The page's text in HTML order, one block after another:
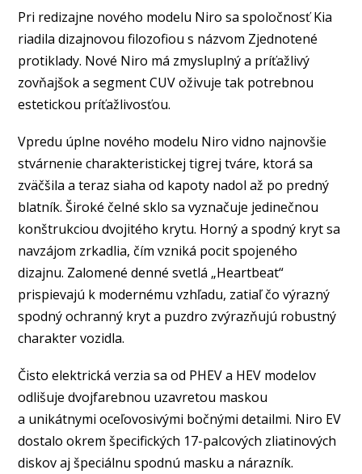
Pri redizajne nového modelu Niro sa spoločnosť Kia
riadila dizajnovou filozofiou s názvom Zjednotené
protiklady. Nové Niro má zmysluplný a príťažlivý
zovňajšok a segment CUV oživuje tak potrebnou
estetickou príťažlivosťou.
Vpredu úplne nového modelu Niro vidno najnovšie
stvárnenie charakteristickej tigrej tváre, ktorá sa
zväčšila a teraz siaha od kapoty nadol až po predný
blatník. Široké čelné sklo sa vyznačuje jedinečnou
konštrukciou dvojitého krytu. Horný a spodný kryt sa
navzájom zrkadlia, čím vzniká pocit spojeného
dizajnu. Zalomené denné svetlá „Heartbeat“
prispievajú k modernému vzhľadu, zatiaľ čo výrazný
spodný ochranný kryt a puzdro zvýrazňujú robustný
charakter vozidla.
Čisto elektrická verzia sa od PHEV a HEV modelov
odlišuje dvojfarebnou uzavretou maskou
a unikátnymi oceľovosivými bočnými detailmi. Niro EV
dostalo okrem špecifických 17-palcových zliatinových
diskov aj špeciálnu spodnú masku a nárazník.